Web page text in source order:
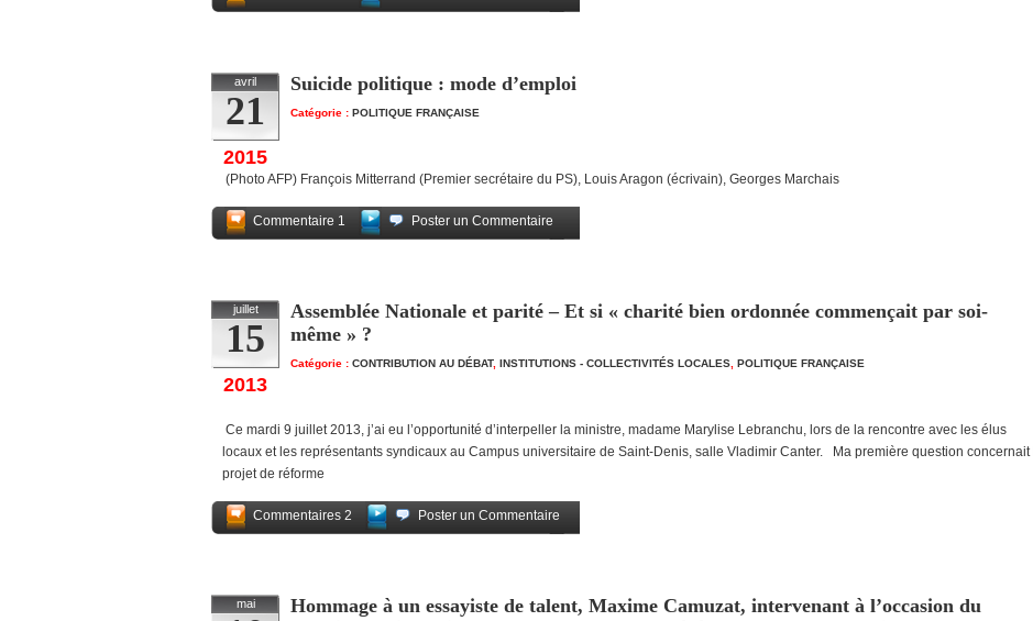
avril
21
2015
Suicide politique : mode d’emploi
Catégorie : POLITIQUE FRANÇAISE
(Photo AFP) François Mitterrand (Premier secrétaire du PS), Louis Aragon (écrivain), Georges Marchais
Commentaire 1
Poster un Commentaire
juillet
15
2013
Assemblée Nationale et parité – Et si « charité bien ordonnée commençait par soi-
même » ?
Catégorie : CONTRIBUTION AU DÉBAT, INSTITUTIONS - COLLECTIVITÉS LOCALES POLITIQUE FRANÇAISE
Ce mardi 9 juillet 2013, j’ai eu l’opportunité d’interpeller la ministre, madame Marylise Lebranchu, lors de la rencontre avec les élus
locaux et les représentants syndicaux au Campus universitaire de Saint-Denis, salle Vladimir Canter. Ma première question concernait
projet de réforme
Commentaires 2
Poster un Commentaire
mai
Hommage à un essayiste de talent, Maxime Camuzat, intervenant à l’occasion du